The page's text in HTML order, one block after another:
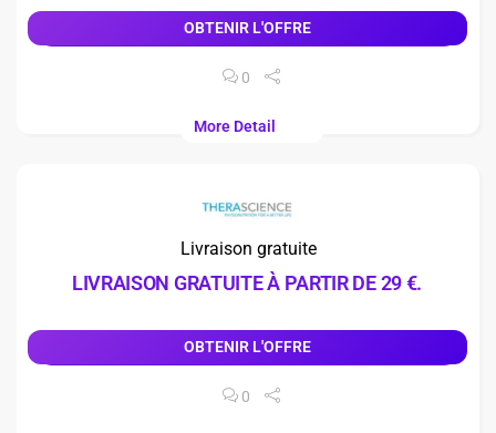
OBTENIR L'OFFRE
0
More Detail
Livraison gratuite
LIVRAISON GRATUITE À PARTIR DE 29 €.
OBTENIR L'OFFRE
0